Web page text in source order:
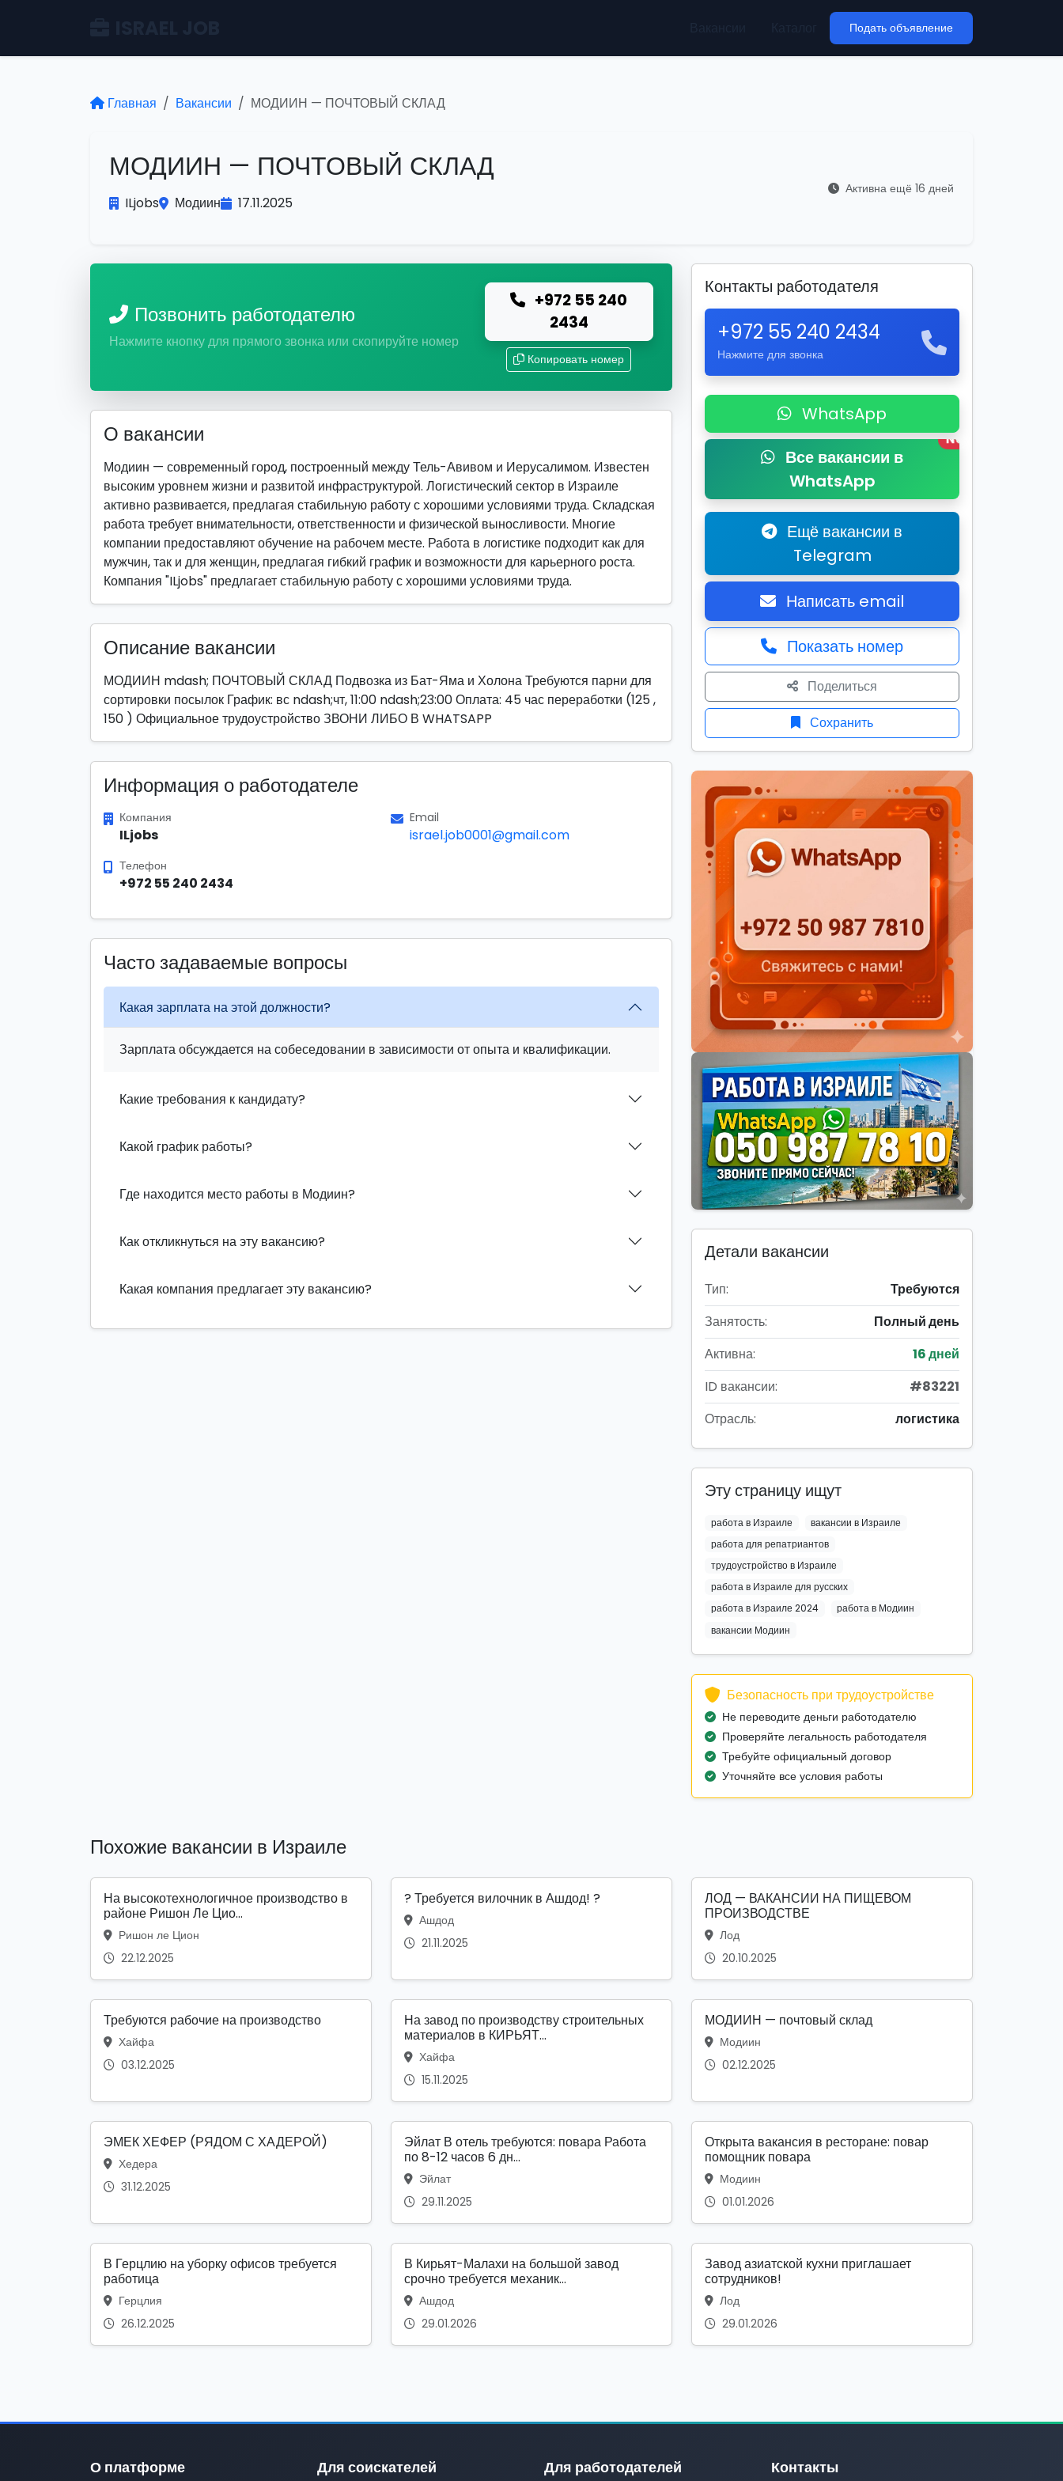
Подать объявление
Главная Вакансии МОДИИН — ПОЧТОВЫЙ СКЛАД
МОДИИН — ПОЧТОВЫЙ СКЛАД
ILjobs Модиин 17.11.2025
Активна ещё 16 дней
Позвонить работодателю
Нажмите кнопку для прямого звонка или скопируйте номер
+972 55 240
2434
Копировать номер
О вакансии
Модиин — современный город, построенный между Тель-Авивом и Иерусалимом. Известен
высоким уровнем жизни и развитой инфраструктурой. Логистический сектор в Израиле
активно развивается, предлагая стабильную работу с хорошими условиями труда. Складская
работа требует внимательности, ответственности и физической выносливости. Многие
компании предоставляют обучение на рабочем месте. Работа в логистике подходит как для
мужчин, так и для женщин, предлагая гибкий график и возможности для карьерного роста.
Компания "ILjobs" предлагает стабильную работу с хорошими условиями труда.
Описание вакансии
МОДИИН mdash; ПОЧТОВЫЙ СКЛАД Подвозка из Бат-Яма и Холона Требуются парни для
сортировки посылок График: вс ndash;чт, 11:00 ndash;23:00 Оплата: 45 час переработки (125 ,
150 ) Официальное трудоустройство ЗВОНИ ЛИБО В WHATSAPP
Информация о работодателе
Компания
ILjobs
Email
israel.job0001@gmail.com
Телефон
+972 55 240 2434
Часто задаваемые вопросы
Какая зарплата на этой должности?
Зарплата обсуждается на собеседовании в зависимости от опыта и квалификации.
Какие требования к кандидату?
Какой график работы?
Где находится место работы в Модиин?
Как откликнуться на эту вакансию?
Какая компания предлагает эту вакансию?
Контакты работодателя
+972 55 240 2434
Нажмите для звонка
WhatsApp
Все вакансии в
WhatsApp
New
Ещё вакансии в
Telegram
Написать email
Показать номер
Поделиться
Сохранить
Детали вакансии
Тип:
Требуются
Занятость:
Полный день
Активна:
16 дней
ID вакансии:
#83221
Отрасль:
логистика
Эту страницу ищут
работа в Израиле
вакансии в Израиле
работа для репатриантов
трудоустройство в Израиле
работа в Израиле для русских
работа в Израиле 2024
работа в Модиин
вакансии Модиин
Безопасность при трудоустройстве
Не переводите деньги работодателю
Проверяйте легальность работодателя
Требуйте официальный договор
Уточняйте все условия работы
Похожие вакансии в Израиле
На высокотехнологичное производство в
районе Ришон Ле Цио...
Ришон ле Цион
22.12.2025
? Требуется вилочник в Ашдод! ?
Ашдод
21.11.2025
ЛОД — ВАКАНСИИ НА ПИЩЕВОМ
ПРОИЗВОДСТВЕ
Лод
20.10.2025
Требуются рабочие на производство
Хайфа
03.12.2025
На завод по производству строительных
материалов в КИРЬЯТ...
Хайфа
15.11.2025
МОДИИН — почтовый склад
Модиин
02.12.2025
ЭМЕК ХЕФЕР (РЯДОМ С ХАДЕРОЙ)
Хедера
31.12.2025
Эйлат В отель требуются: повара Работа
по 8-12 часов 6 дн...
Эйлат
29.11.2025
Открыта вакансия в ресторане: повар
помощник повара
Модиин
01.01.2026
В Герцлию на уборку офисов требуется
работица
Герцлия
26.12.2025
В Кирьят-Малахи на большой завод
срочно требуется механик...
Ашдод
29.01.2026
Завод азиатской кухни приглашает
сотрудников!
Лод
29.01.2026
О платформе Для соискателей Для работодателей Контакты